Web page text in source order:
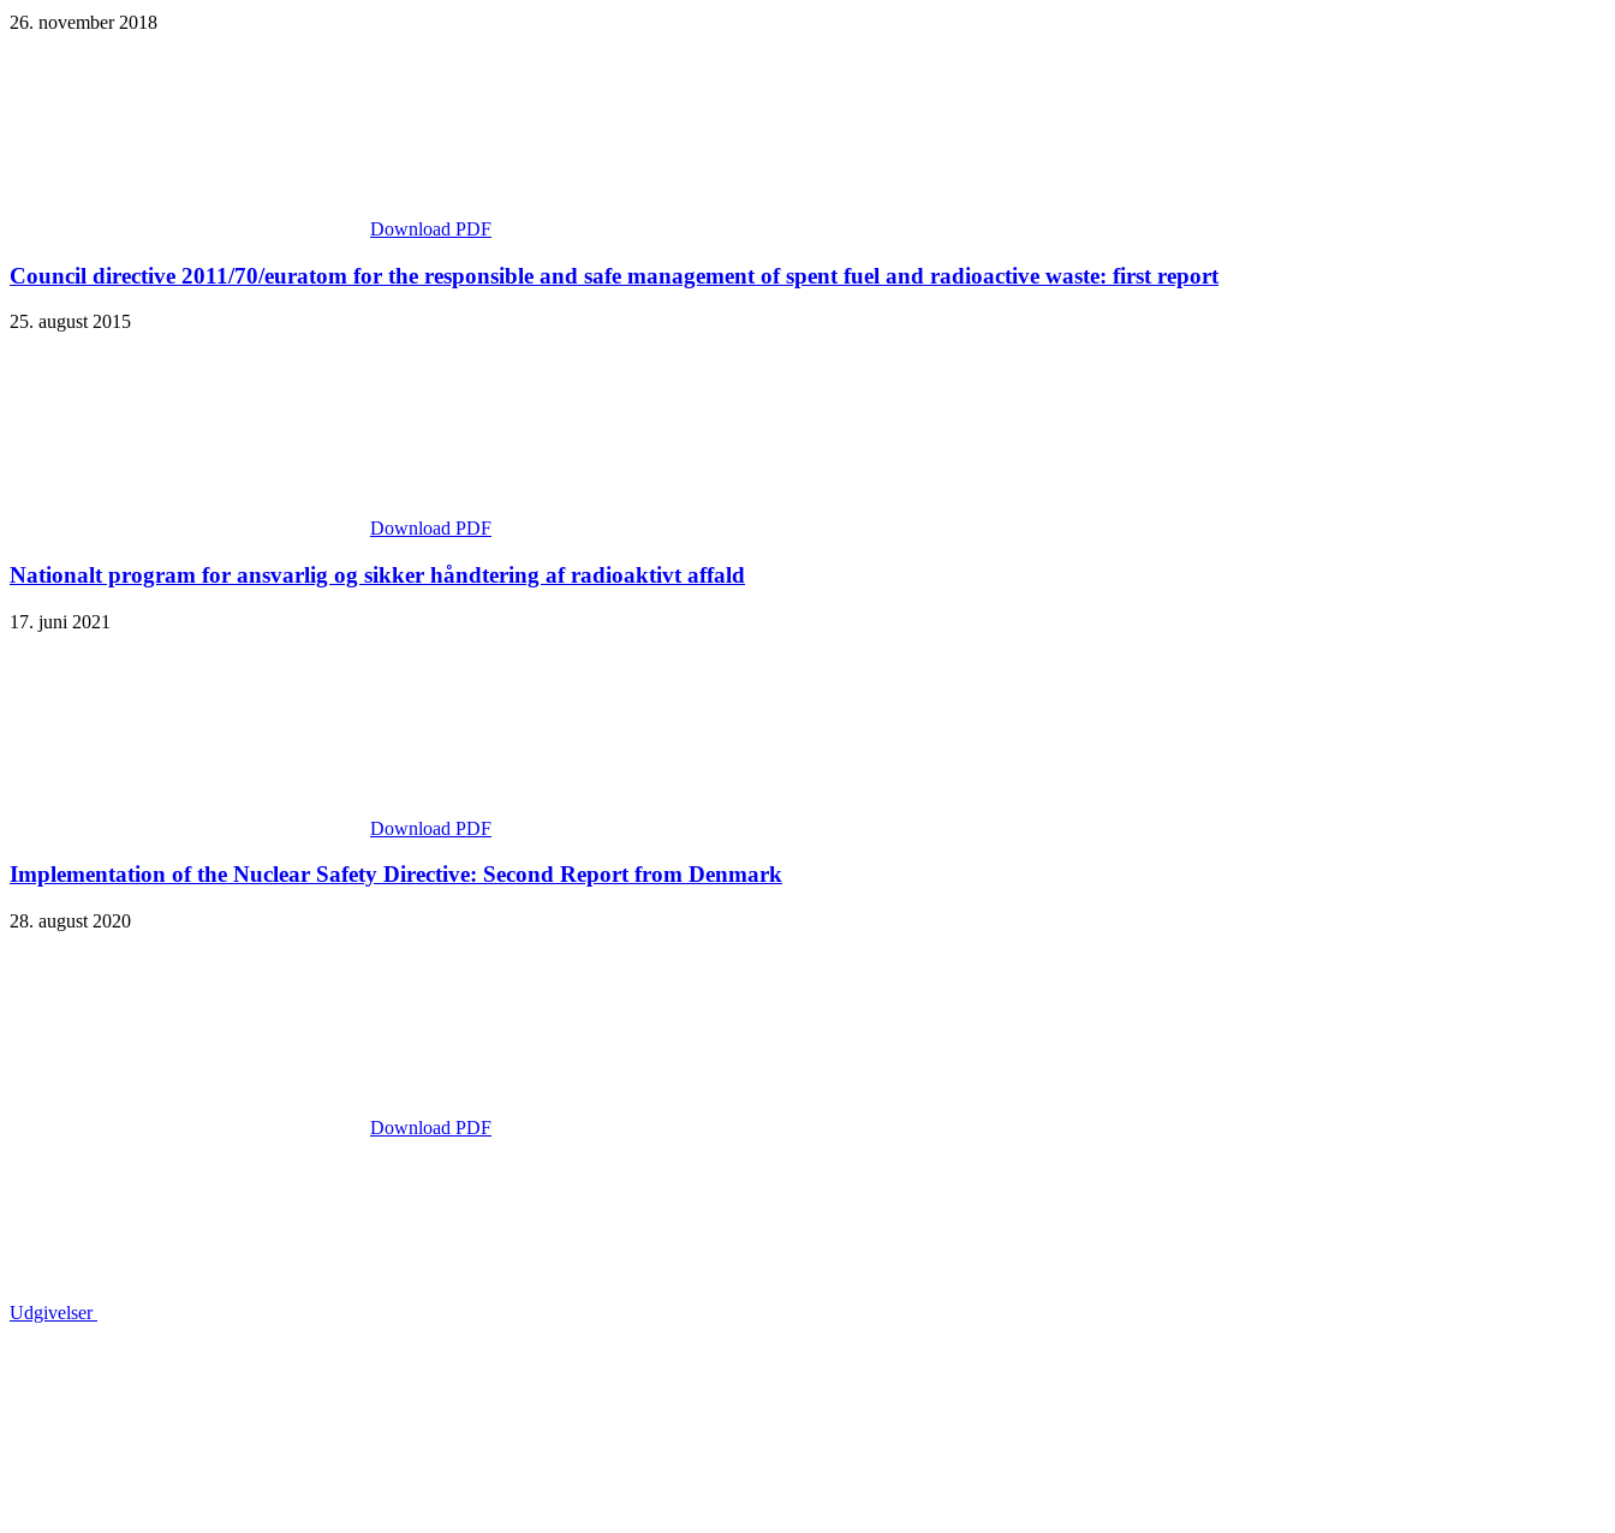
26. november 2018
Download PDF
Council directive 2011/70/euratom for the responsible and safe management of spent fuel and radioactive waste: first report
25. august 2015
Download PDF
Nationalt program for ansvarlig og sikker håndtering af radioaktivt affald
17. juni 2021
Download PDF
Implementation of the Nuclear Safety Directive: Second Report from Denmark
28. august 2020
Download PDF
Udgivelser